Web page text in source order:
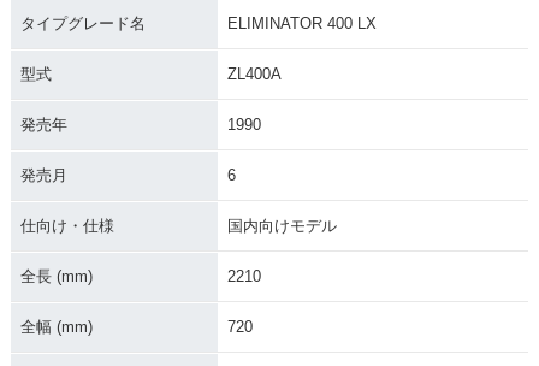
タイプグレード名 ELIMINATOR 400 LX
型式 ZL400A
発売年 1990
発売月 6
仕向け・仕様 国内向けモデル
全長 (mm) 2210
全幅 (mm) 720